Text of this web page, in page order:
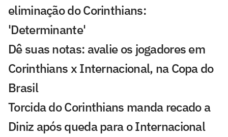
eliminação do Corinthians:
'Determinante'
Dê suas notas: avalie os jogadores em
Corinthians x Internacional, na Copa do
Brasil
Torcida do Corinthians manda recado a
Diniz após queda para o Internacional